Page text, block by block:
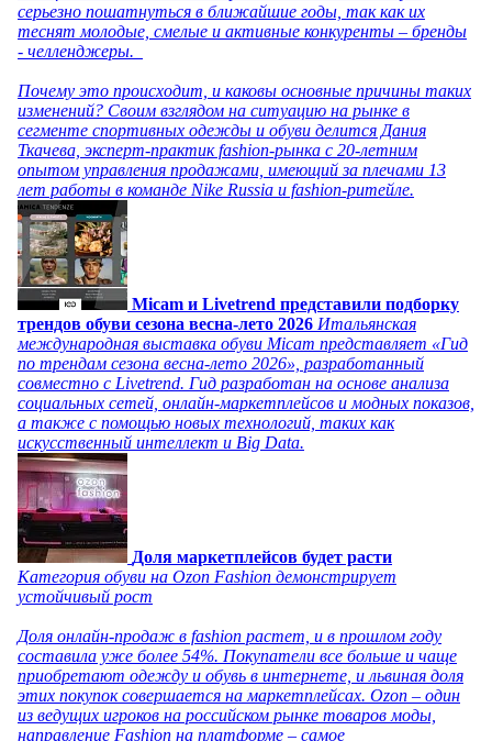
серьезно пошатнуться в ближайшие годы, так как их
теснят молодые, смелые и активные конкуренты – бренды
- челленджеры.
Почему это происходит, и каковы основные причины таких
изменений? Своим взглядом на ситуацию на рынке в
сегменте спортивных одежды и обуви делится Дания
Ткачева, эксперт-практик fashion-рынка с 20-летним
опытом управления продажами, имеющий за плечами 13
лет работы в команде Nike Russia и fashion-ритейле.
Micam и Livetrend представили подборку
трендов обуви сезона весна-лето 2026 Итальянская
международная выставка обуви Micam представляет «Гид
по трендам сезона весна-лето 2026», разработанный
совместно с Livetrend. Гид разработан на основе анализа
социальных сетей, онлайн-маркетплейсов и модных показов,
а также с помощью новых технологий, таких как
искусственный интеллект и Big Data.
Доля маркетплейсов будет расти
Категория обуви на Ozon Fashion демонстрирует
устойчивый рост
Доля онлайн-продаж в fashion растет, и в прошлом году
составила уже более 54%. Покупатели все больше и чаще
приобретают одежду и обувь в интернете, и львиная доля
этих покупок совершается на маркетплейсах. Ozon – один
из ведущих игроков на российском рынке товаров моды,
направление Fashion на платформе – самое